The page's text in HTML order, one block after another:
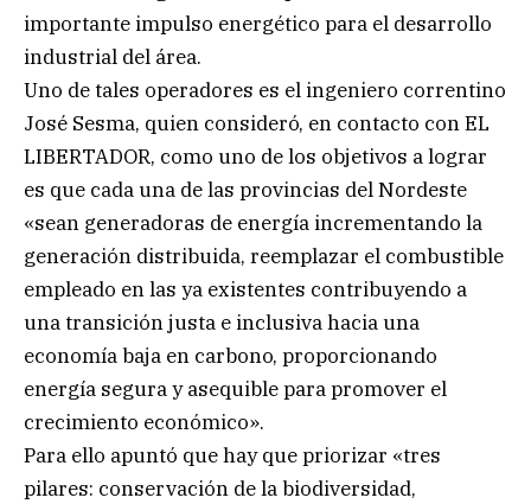
importante impulso energético para el desarrollo
industrial del área.
Uno de tales operadores es el ingeniero correntino
José Sesma, quien consideró, en contacto con EL
LIBERTADOR, como uno de los objetivos a lograr
es que cada una de las provincias del Nordeste
«sean generadoras de energía incrementando la
generación distribuida, reemplazar el combustible
empleado en las ya existentes contribuyendo a
una transición justa e inclusiva hacia una
economía baja en carbono, proporcionando
energía segura y asequible para promover el
crecimiento económico».
Para ello apuntó que hay que priorizar «tres
pilares: conservación de la biodiversidad,